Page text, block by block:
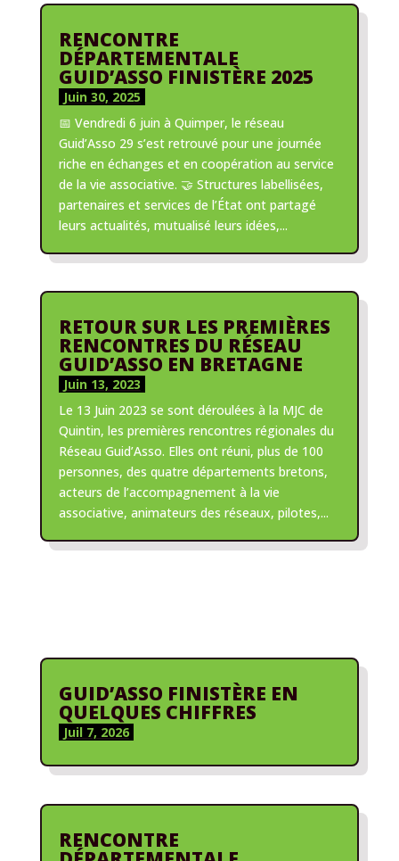
RENCONTRE
DÉPARTEMENTALE
GUID’ASSO FINISTÈRE 2025
Juin 30, 2025
📅 Vendredi 6 juin à Quimper, le réseau
Guid’Asso 29 s’est retrouvé pour une journée
riche en échanges et en coopération au service
de la vie associative. 🤝 Structures labellisées,
partenaires et services de l’État ont partagé
leurs actualités, mutualisé leurs idées,...
RETOUR SUR LES PREMIÈRES
RENCONTRES DU RÉSEAU
GUID’ASSO EN BRETAGNE
Juin 13, 2023
Le 13 Juin 2023 se sont déroulées à la MJC de
Quintin, les premières rencontres régionales du
Réseau Guid’Asso. Elles ont réuni, plus de 100
personnes, des quatre départements bretons,
acteurs de l’accompagnement à la vie
associative, animateurs des réseaux, pilotes,...
GUID’ASSO FINISTÈRE EN
QUELQUES CHIFFRES
Juil 7, 2026
RENCONTRE